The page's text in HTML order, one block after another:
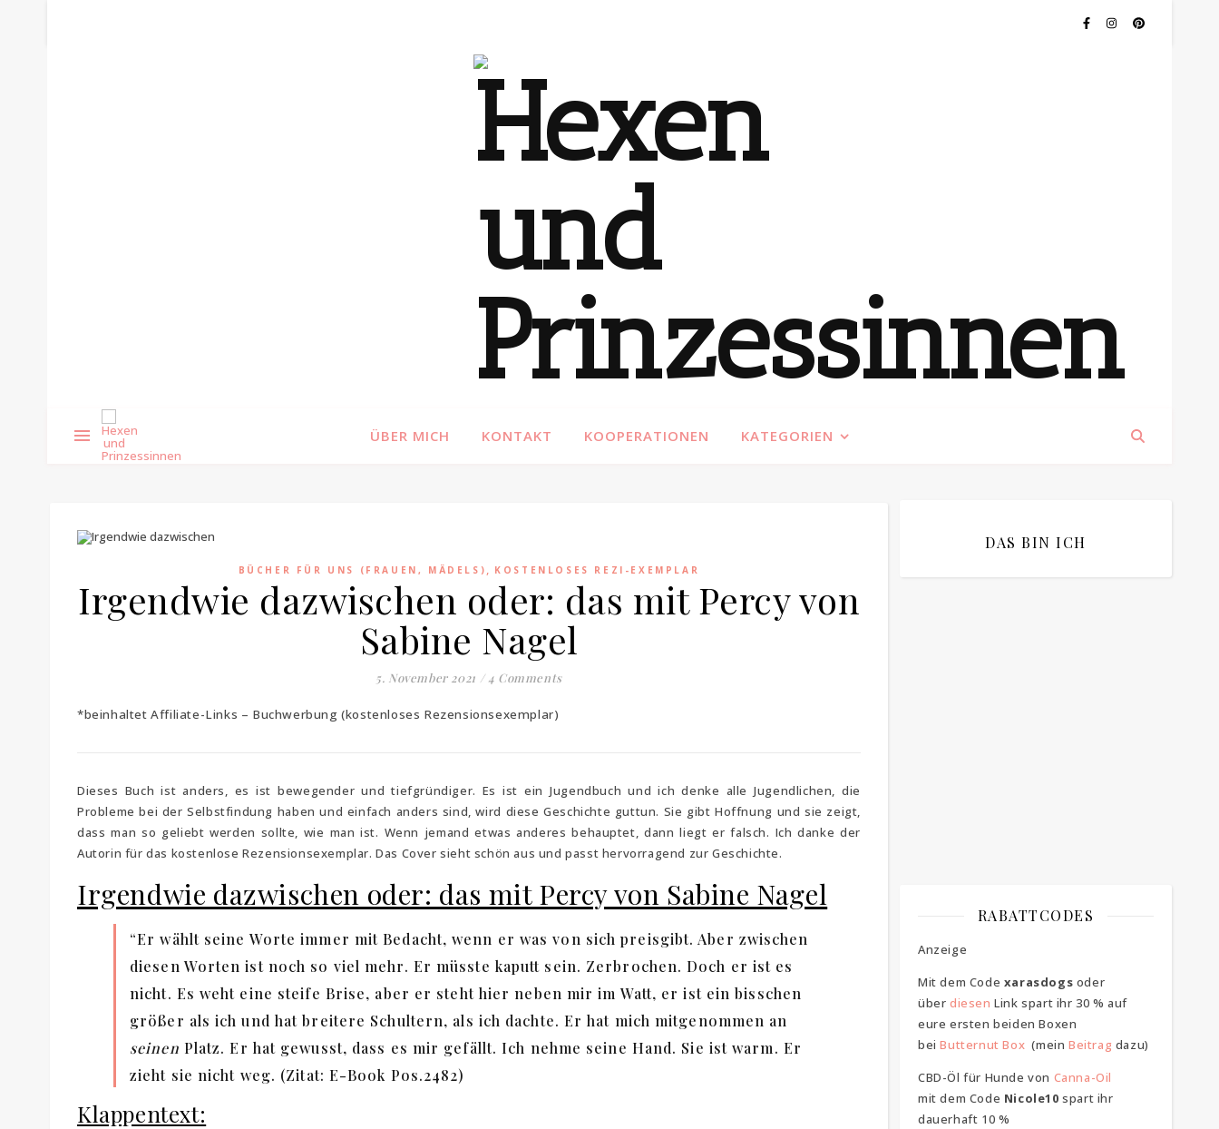
ÜBER MICH KONTAKT KOOPERATIONEN KATEGORIEN
BÜCHER FÜR UNS (FRAUEN, MÄDELS) , KOSTENLOSES REZI-EXEMPLAR
Irgendwie dazwischen oder: das mit Percy von
Sabine Nagel
5. November 2021 / 4 Comments
*beinhaltet Affiliate-Links – Buchwerbung (kostenloses Rezensionsexemplar)
Dieses Buch ist anders, es ist bewegender und tiefgründiger. Es ist ein Jugendbuch und ich denke alle Jugendlichen, die
Probleme bei der Selbstfindung haben und einfach anders sind, wird diese Geschichte guttun. Sie gibt Hoffnung und sie zeigt,
dass man so geliebt werden sollte, wie man ist. Wenn jemand etwas anderes behauptet, dann liegt er falsch. Ich danke der
Autorin für das kostenlose Rezensionsexemplar. Das Cover sieht schön aus und passt hervorragend zur Geschichte.
Irgendwie dazwischen oder: das mit Percy von Sabine Nagel
“Er wählt seine Worte immer mit Bedacht, wenn er was von sich preisgibt. Aber zwischen
diesen Worten ist noch so viel mehr. Er müsste kaputt sein. Zerbrochen. Doch er ist es
nicht. Es weht eine steife Brise, aber er steht hier neben mir im Watt, er ist ein bisschen
größer als ich und hat breitere Schultern, als ich dachte. Er hat mich mitgenommen an
seinen Platz. Er hat gewusst, dass es mir gefällt. Ich nehme seine Hand. Sie ist warm. Er
zieht sie nicht weg. (Zitat: E-Book Pos.2482)
Klappentext:
DAS BIN ICH
RABATTCODES
Anzeige
Mit dem Code xarasdogs oder
über diesen Link spart ihr 30 % auf
eure ersten beiden Boxen
beiButternut Box (meinBeitrag dazu)
CBD-Öl für Hunde von Canna-Oil
mit dem Code Nicole10 spart ihr
dauerhaft 10 %